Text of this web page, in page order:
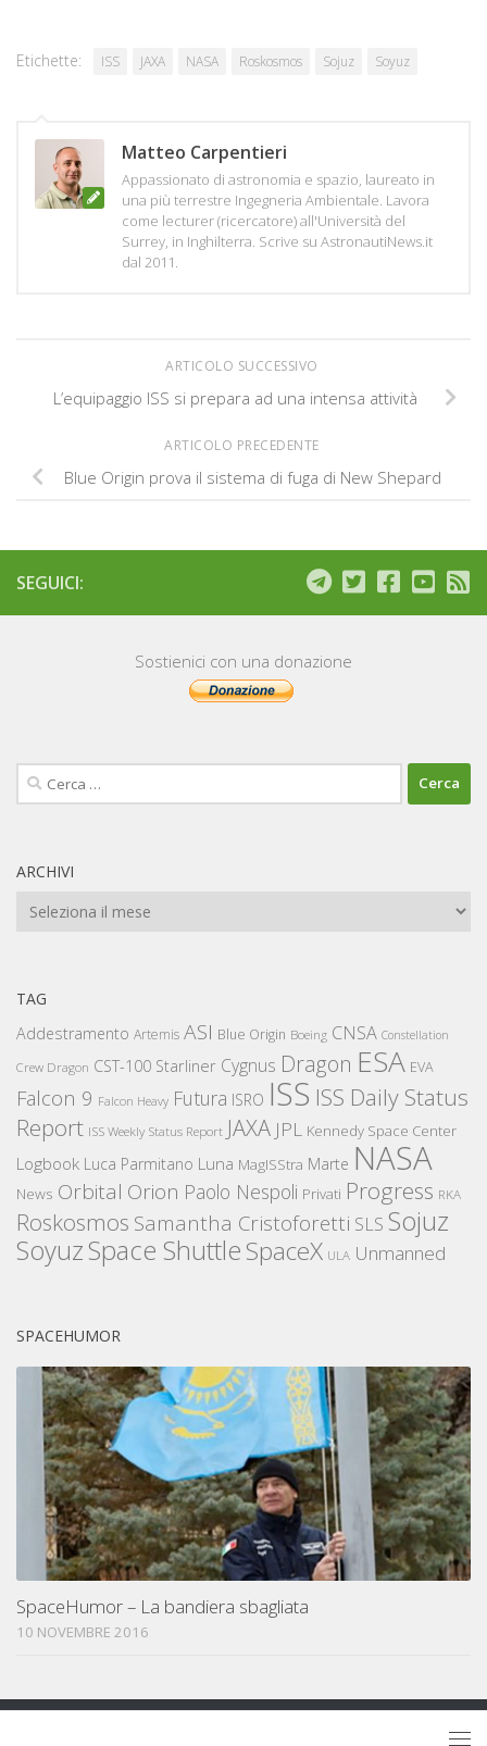
Etichette: ISS JAXA NASA Roskosmos Sojuz Soyuz
Matteo Carpentieri
Appassionato di astronomia e spazio, laureato in
una più terrestre Ingegneria Ambientale. Lavora
come lecturer (ricercatore) all'Università del
Surrey, in Inghilterra. Scrive su AstronautiNews.it
dal 2011.
ARTICOLO SUCCESSIVO
L’equipaggio ISS si prepara ad una intensa attività
ARTICOLO PRECEDENTE
Blue Origin prova il sistema di fuga di New Shepard
SEGUICI:
Sostienici con una donazione
Ricerca
per:
ARCHIVI
Archivi
TAG
Addestramento Artemis ASI Blue Origin Boeing CNSA Constellation
Crew Dragon CST-100 Starliner Cygnus Dragon ESA EVA
Falcon 9 Falcon Heavy Futura ISRO ISS ISS Daily Status
Report ISS Weekly Status Report JAXA JPL Kennedy Space Center
Logbook Luca Parmitano Luna MagISStra Marte NASA
News Orbital Orion Paolo Nespoli Privati Progress RKA
Roskosmos Samantha Cristoforetti SLS Sojuz
SoyuzSpace ShuttleSpaceX ULA Unmanned
SPACEHUMOR
SpaceHumor – La bandiera sbagliata
10 NOVEMBRE 2016